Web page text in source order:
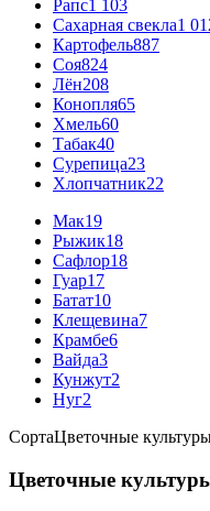
Рапс1 103
Сахарная свекла1
Картофель887
Соя824
Лён208
Конопля65
Хмель60
Табак40
Сурепица23
Хлопчатник22
Мак19
Рыжик18
Сафлор18
Гуар17
Батат10
Клещевина7
Крамбе6
Вайда3
Кунжут2
Нуг2
СортаЦветочные
Цветочные